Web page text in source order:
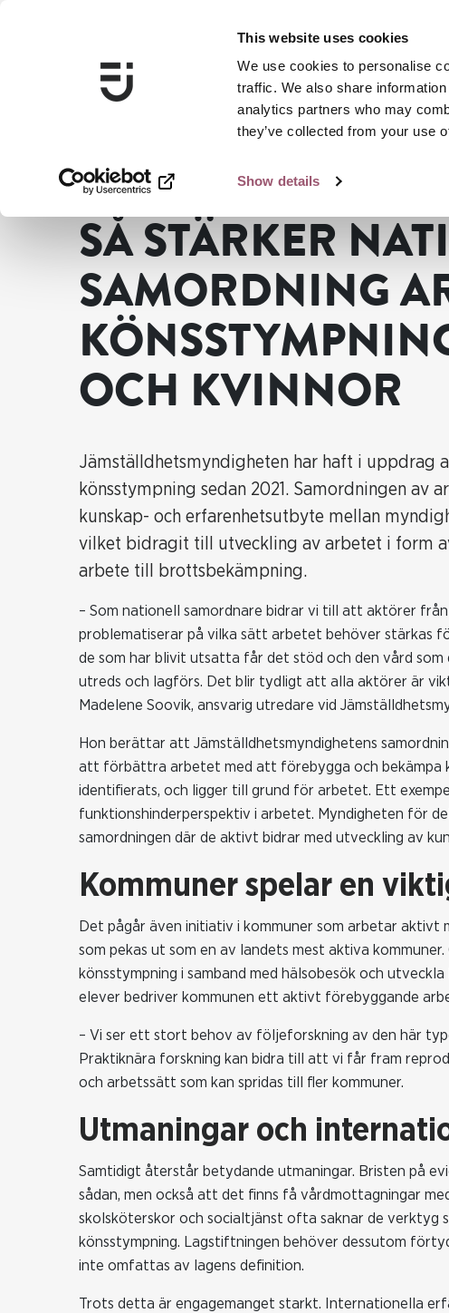
This website uses cookies
We use cookies to personalise
traffic. We also share
analytics partners who may
they’ve collected from your use
Show details
... Nyheter Så stärker nationell samordning arbetet mot
SÅ STÄRKER
SAMORDNING
OCH KVINNOR
Jämställdhetsmyndigheten har haft i uppdrag
könsstympning sedan 2021. Samordningen av
kunskap- och erfarenhetsutbyte mellan
vilket bidragit till utveckling av arbetet i form
arbete till brottsbekämpning.
– Som nationell samordnare bidrar vi till att aktörer
problematiserar på vilka sätt arbetet behöver stärkas
de som har blivit utsatta får det stöd och den vård
utreds och lagförs. Det blir tydligt att alla aktörer är
Madelene Soovik, ansvarig utredare vid
Hon berättar att Jämställdhetsmyndighetens
att förbättra arbetet med att förebygga och bekämpa
identifierats, och ligger till grund för arbetet. Ett
funktionshinderperspektiv i arbetet. Myndigheten för
samordningen där de aktivt bidrar med utveckling av
Kommuner spelar en
Det pågår även initiativ i kommuner som arbetar aktivt
som pekas ut som en av landets mest aktiva
könsstympning i samband med hälsobesök och
elever bedriver kommunen ett aktivt förebyggande
– Vi ser ett stort behov av följeforskning av den här
Praktiknära forskning kan bidra till att vi får fram
och arbetssätt som kan spridas till fler kommuner.
Utmaningar och
Samtidigt återstår betydande utmaningar. Bristen på
sådan, men också att det finns få vårdmottagningar
skolsköterskor och socialtjänst ofta saknar de verktyg
könsstympning. Lagstiftningen behöver dessutom
inte omfattas av lagens definition.
Trots detta är engagemanget starkt. Internationella